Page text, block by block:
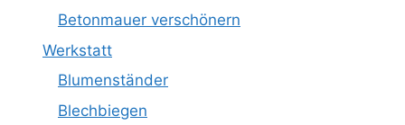
Betonmauer verschönern
Werkstatt
Blumenständer
Blechbiegen